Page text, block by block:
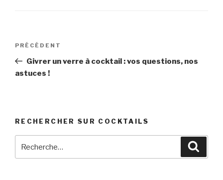
Navigation
l’article
Article
précédent
PRÉCÉDENT
Givrer un verre à cocktail : vos questions, nos
astuces !
RECHERCHER SUR COCKTAILS
pour